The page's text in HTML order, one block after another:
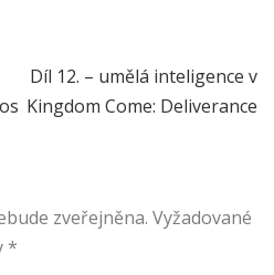
Díl 12. – umělá inteligence v
Kingdom Come: Deliverance
zveřejněna. Vyžadované
*